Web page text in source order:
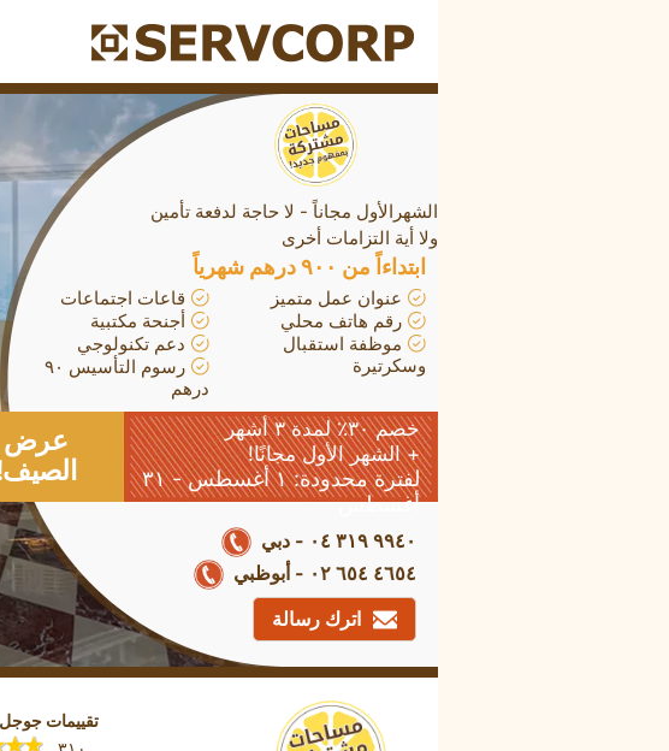
SERVCORP
الشهرالأول مجاناً - لا حاجة لدفعة تأمين
ولا أية التزامات أخرى
ابتداءاً من ٩۰۰ درهم شهرياً
عنوان عمل متميز
قاعات اجتماعات
رقم هاتف محلي
أجنحة مكتبية
موظفة استقبال
وسكرتيرة
دعم تكنولوجي
رسوم التأسيس ٩۰
درهم
عرض
خصم ٣٠٪ لمدة ٣ أشهر
+ الشهر الأول مجانًا!
لفترة محدودة: ۱ أغسطس - ٣۱
أغسطس
٩٩٤٠ ٣١٩ ٠٤ - دبي
٤٦٥٤ ٦٥٤ ٠٢ - أبوظبي
اترك رسالة
تقييمات جوجل